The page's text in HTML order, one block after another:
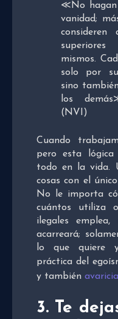
≪No hagan
vanidad;
mismos.
solo por
sino
los
(NVI)
Cuando
pero esta
todo en la vida.
cosas con el
No le importa
cuántos utiliza
ilegales emplea,
acarreará;
lo que quiere
práctica del
y también avaricia
3. Te